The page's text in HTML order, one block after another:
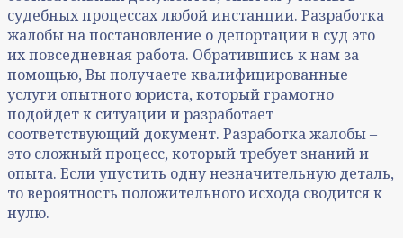
судебных процессах любой инстанции. Разработка
жалобы на постановление о депортации в суд это
их повседневная работа. Обратившись к нам за
помощью, Вы получаете квалифицированные
услуги опытного юриста, который грамотно
подойдет к ситуации и разработает
соответствующий документ. Разработка жалобы –
это сложный процесс, который требует знаний и
опыта. Если упустить одну незначительную деталь,
то вероятность положительного исхода сводится к
нулю.